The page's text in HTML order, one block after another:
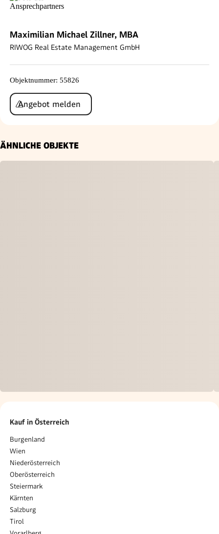
Maximilian Michael Zillner, MBA
RIWOG Real Estate Management GmbH
Objektnummer: 55826
Angebot melden
ÄHNLICHE OBJEKTE
Kauf in Österreich
Burgenland
Wien
Niederösterreich
Oberösterreich
Steiermark
Kärnten
Salzburg
Tirol